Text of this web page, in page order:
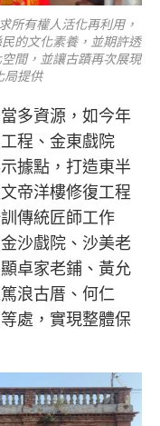
所有權人活化再利用，
的文化素養，並期許透
間，並讓古蹟再次展現
局提供
多資源，如今年
程、金東戲院
據點，打造東半
帝洋樓修復工程
傳統匠師工作
沙戲院、沙美老
卓家老鋪、黃允
浪古厝、何仁
處，實現整體保